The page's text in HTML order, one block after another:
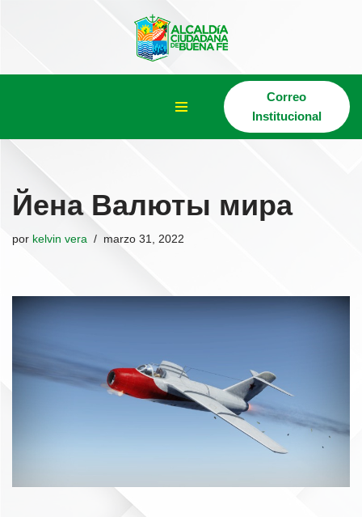
Correo
Institucional
Йена Валюты мира
por kelvin vera marzo 31, 2022